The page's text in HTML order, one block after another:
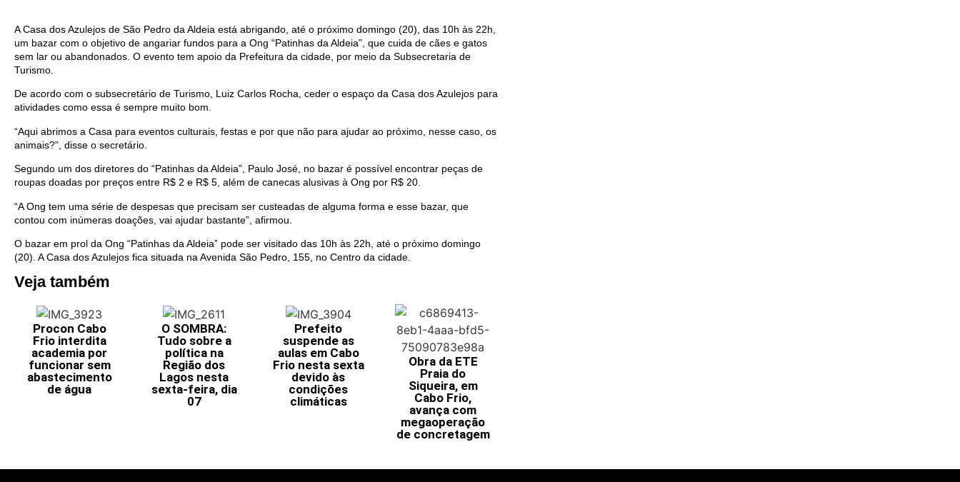
A Casa dos Azulejos de São Pedro da Aldeia está abrigando, até o próximo domingo (20), das 10h às 22h,
um bazar com o objetivo de angariar fundos para a Ong “Patinhas da Aldeia”, que cuida de cães e gatos
sem lar ou abandonados. O evento tem apoio da Prefeitura da cidade, por meio da Subsecretaria de
Turismo.
De acordo com o subsecretário de Turismo, Luiz Carlos Rocha, ceder o espaço da Casa dos Azulejos para
atividades como essa é sempre muito bom.
“Aqui abrimos a Casa para eventos culturais, festas e por que não para ajudar ao próximo, nesse caso, os
animais?”, disse o secretário.
Segundo um dos diretores do “Patinhas da Aldeia”, Paulo José, no bazar é possível encontrar peças de
roupas doadas por preços entre R$ 2 e R$ 5, além de canecas alusivas à Ong por R$ 20.
“A Ong tem uma série de despesas que precisam ser custeadas de alguma forma e esse bazar, que
contou com inúmeras doações, vai ajudar bastante”, afirmou.
O bazar em prol da Ong “Patinhas da Aldeia” pode ser visitado das 10h às 22h, até o próximo domingo
(20). A Casa dos Azulejos fica situada na Avenida São Pedro, 155, no Centro da cidade.
Veja também
Procon Cabo
Frio interdita
academia por
funcionar sem
abastecimento
de água
O SOMBRA:
Tudo sobre a
política na
Região dos
Lagos nesta
sexta-feira, dia
07
Prefeito
suspende as
aulas em Cabo
Frio nesta sexta
devido às
condições
climáticas
Obra da ETE
Praia do
Siqueira, em
Cabo Frio,
avança com
megaoperação
de concretagem